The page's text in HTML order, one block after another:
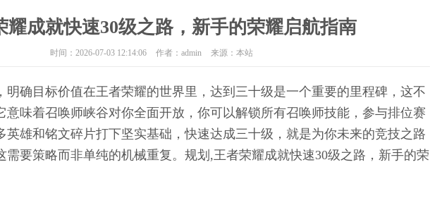
耀成就快速30级之路，新手的荣耀启航指南
时间：2026-07-03 12:14:06 作者：admin 来源：本站
明确目标价值在王者荣耀的世界里，达到三十级是一个重要的里程碑，这不
意味着召唤师峡谷对你全面开放，你可以解锁所有召唤师技能，参与排位赛
英雄和铭文碎片打下坚实基础，快速达成三十级，就是为你未来的竞技之路
需要策略而非单纯的机械重复。规划,王者荣耀成就快速30级之路，新手的荣